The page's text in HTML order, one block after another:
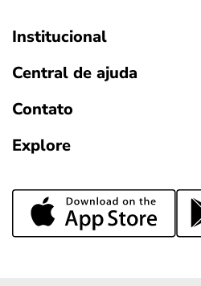
Institucional
Central de ajuda
Contato
Explore